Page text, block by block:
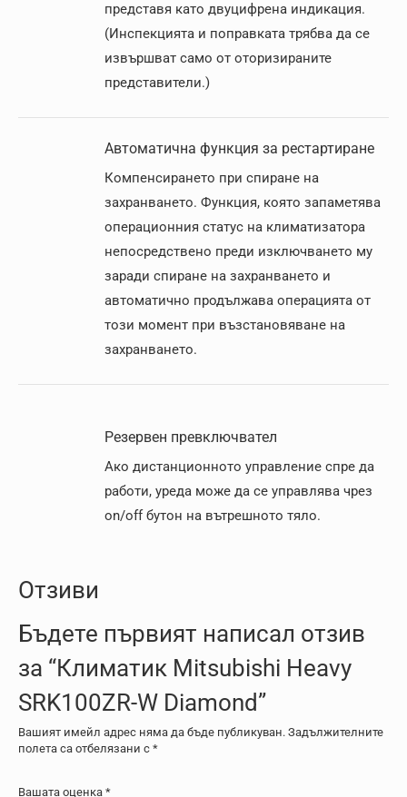
представя като двуцифрена индикация.
(Инспекцията и поправката трябва да се
извършват само от оторизираните
представители.)
Автоматична функция за рестартиране
Компенсирането при спиране на
захранването. Функция, която запаметява
операционния статус на климатизатора
непосредствено преди изключването му
заради спиране на захранването и
автоматично продължава операцията от
този момент при възстановяване на
захранването.
Резервен превключвател
Ако дистанционното управление спре да
работи, уреда може да се управлява чрез
on/off бутон на вътрешното тяло.
Отзиви
Бъдете първият написал отзив
за “Климатик Mitsubishi Heavy
SRK100ZR-W Diamond”
Вашият имейл адрес няма да бъде публикуван. Задължителните
полета са отбелязани с *
Вашата оценка *